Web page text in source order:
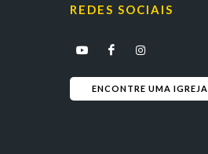
REDES SOCIAIS
ENCONTRE UMA IGREJA